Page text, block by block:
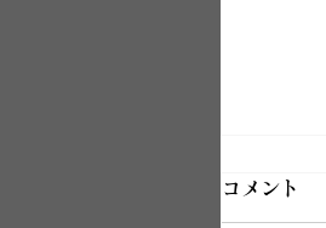
コメント